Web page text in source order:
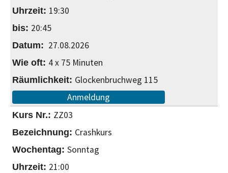
19:30
20:45
27.08.2026
4 x 75 Minuten
Glockenbruchweg 115
Anmeldung
ZZ03
Crashkurs
Sonntag
21:00